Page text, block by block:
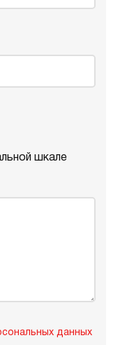
шкале
данных